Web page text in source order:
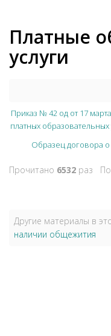
Платные
услуги
Приказ № 42 од от 17
платных
Образец договора о
Прочитано 6532 раз
Другие материалы в
наличии общежития